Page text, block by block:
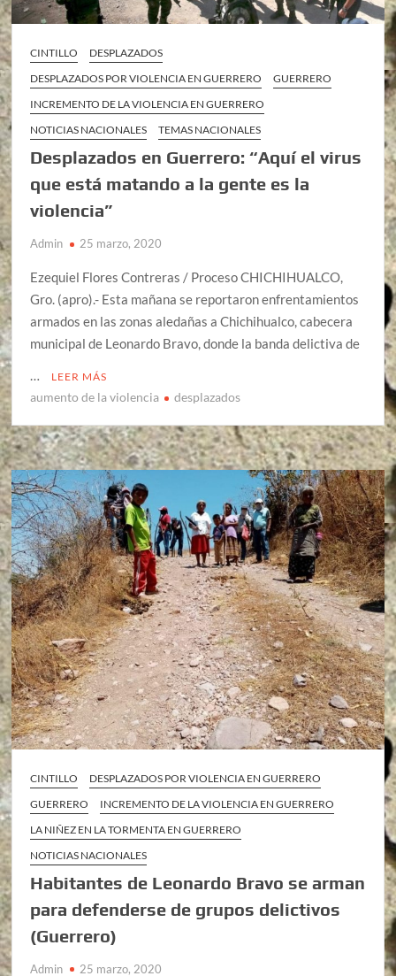
CINTILLO
DESPLAZADOS
DESPLAZADOS POR VIOLENCIA EN GUERRERO
GUERRERO
INCREMENTO DE LA VIOLENCIA EN GUERRERO
NOTICIAS NACIONALES
TEMAS NACIONALES
Desplazados en Guerrero: “Aquí el virus
que está matando a la gente es la
violencia”
Admin 25 marzo, 2020
Ezequiel Flores Contreras / Proceso CHICHIHUALCO,
Gro. (apro).- Esta mañana se reportaron enfrentamientos
armados en las zonas aledañas a Chichihualco, cabecera
municipal de Leonardo Bravo, donde la banda delictiva de
…
LEER MÁS
aumento de la violencia desplazados
CINTILLO
DESPLAZADOS POR VIOLENCIA EN GUERRERO
GUERRERO
INCREMENTO DE LA VIOLENCIA EN GUERRERO
LA NIÑEZ EN LA TORMENTA EN GUERRERO
NOTICIAS NACIONALES
Habitantes de Leonardo Bravo se arman
para defenderse de grupos delictivos
(Guerrero)
Admin 25 marzo, 2020